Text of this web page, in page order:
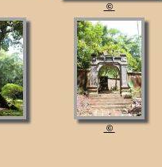
©
©